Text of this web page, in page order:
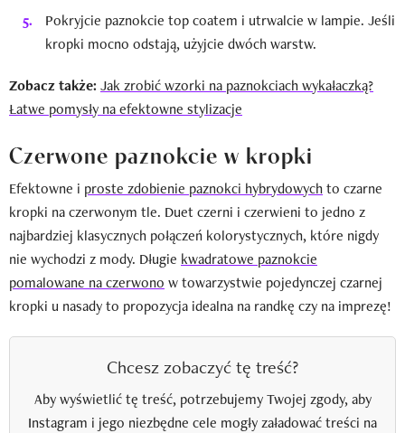
Pokryjcie paznokcie top coatem i utrwalcie w lampie. Jeśli
kropki mocno odstają, użyjcie dwóch warstw.
Zobacz także: Jak zrobić wzorki na paznokciach wykałaczką?
Łatwe pomysły na efektowne stylizacje
Czerwone paznokcie w kropki
Efektowne i proste zdobienie paznokci hybrydowychto czarne
kropki na czerwonym tle. Duet czerni i czerwieni to jedno z
najbardziej klasycznych połączeń kolorystycznych, które nigdy
nie wychodzi z mody. Długie kwadratowe paznokcie
pomalowane na czerwono w towarzystwie pojedynczej czarnej
kropki u nasady to propozycja idealna na randkę czy na imprezę!
Chcesz zobaczyć tę treść?
Aby wyświetlić tę treść, potrzebujemy Twojej zgody, aby
Instagram i jego niezbędne cele mogły załadować treści na